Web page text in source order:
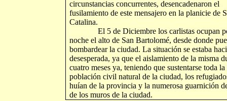
circunstancias concurrentes, desencadenaron el
fusilamiento de este mensajero en la planicie de
Catalina.
El 5 de Diciembre los carlistas ocupan
noche el alto de San Bartolomé, desde donde
bombardear la ciudad. La situación se estaba
desesperada, ya que el aislamiento de la misma
cuatro meses ya, teniendo que sustentarse toda la
población civil natural de la ciudad, los
huían de la provincia y la numerosa guarnición
de los muros de la ciudad.